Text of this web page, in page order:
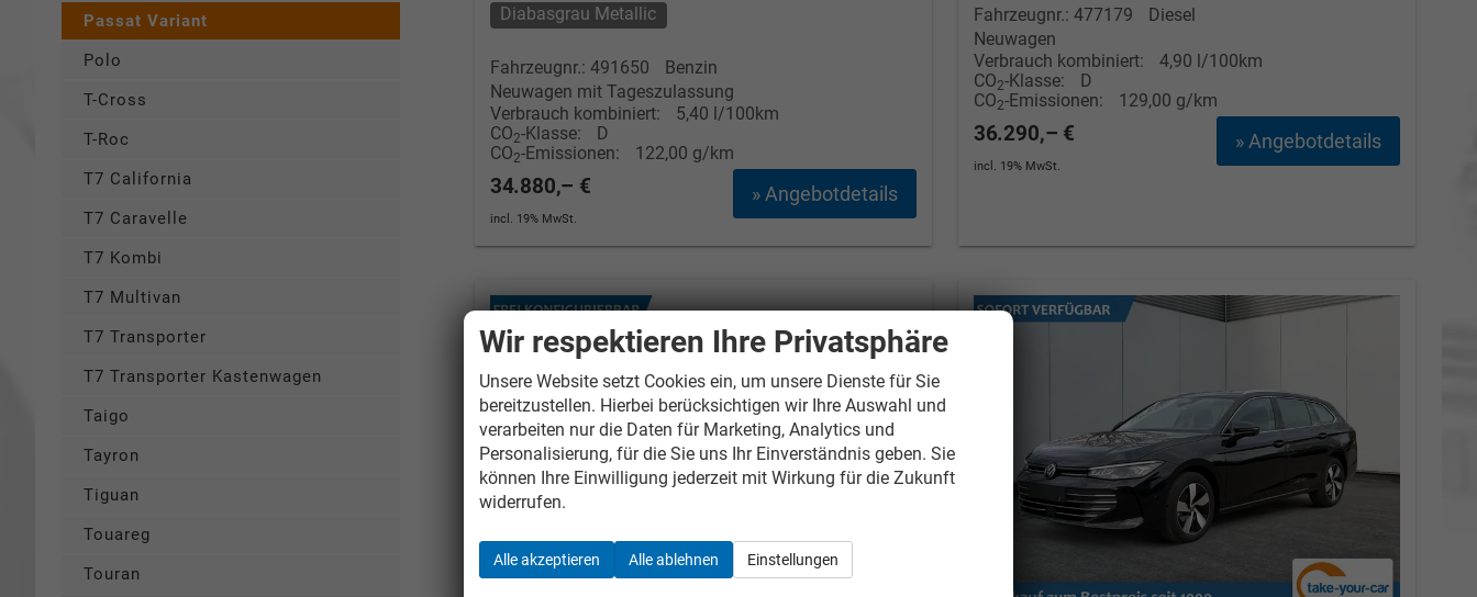
Diabasgrau Metallic
Fahrzeugnr.: 491650
Benzin
Neuwagen mit Tageszulassung
Verbrauch kombiniert:
5,40 l/100km
CO2-Klasse:
D
CO2-Emissionen: 122,00 g/km
» Angebotdetails
34.880,– €
incl. 19% MwSt.
Fahrzeugnr.: 477179
Diesel
Neuwagen
Verbrauch kombiniert:
4,90 l/100km
CO2-Klasse:
D
CO2-Emissionen: 129,00 g/km
» Angebotdetails
36.290,– €
incl. 19% MwSt.
Passat Variant
Polo
T-Cross
T-Roc
T7 California
T7 Caravelle
T7 Kombi
T7 Multivan
T7 Transporter
T7 Transporter Kastenwagen
Taigo
Tayron
Tiguan
Touareg
Touran
Wir respektieren Ihre Privatsphäre
Unsere Website setzt Cookies ein, um unsere Dienste für Sie
bereitzustellen. Hierbei berücksichtigen wir Ihre Auswahl und
verarbeiten nur die Daten für Marketing, Analytics und
Personalisierung, für die Sie uns Ihr Einverständnis geben. Sie
können Ihre Einwilligung jederzeit mit Wirkung für die Zukunft
widerrufen.
Alle akzeptieren Alle ablehnen Einstellungen